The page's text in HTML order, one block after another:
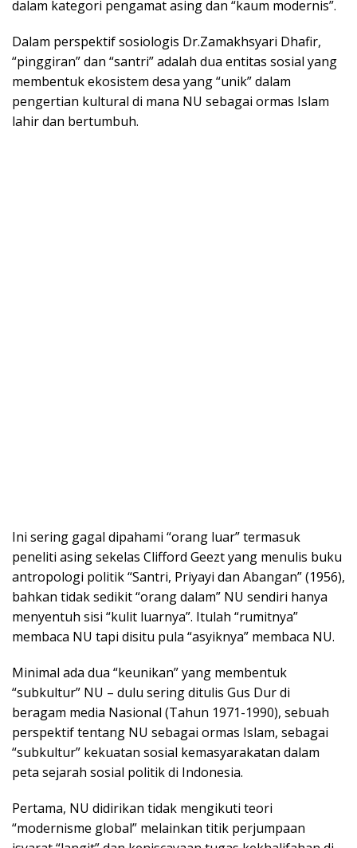
dalam kategori pengamat asing dan “kaum modernis”.
Dalam perspektif sosiologis Dr.Zamakhsyari Dhafir,
“pinggiran” dan “santri” adalah dua entitas sosial yang
membentuk ekosistem desa yang “unik” dalam
pengertian kultural di mana NU sebagai ormas Islam
lahir dan bertumbuh.
Ini sering gagal dipahami “orang luar” termasuk
peneliti asing sekelas Clifford Geezt yang menulis buku
antropologi politik “Santri, Priyayi dan Abangan” (1956),
bahkan tidak sedikit “orang dalam” NU sendiri hanya
menyentuh sisi “kulit luarnya”. Itulah “rumitnya”
membaca NU tapi disitu pula “asyiknya” membaca NU.
Minimal ada dua “keunikan” yang membentuk
“subkultur” NU – dulu sering ditulis Gus Dur di
beragam media Nasional (Tahun 1971-1990), sebuah
perspektif tentang NU sebagai ormas Islam, sebagai
“subkultur” kekuatan sosial kemasyarakatan dalam
peta sejarah sosial politik di Indonesia.
Pertama, NU didirikan tidak mengikuti teori
“modernisme global” melainkan titik perjumpaan